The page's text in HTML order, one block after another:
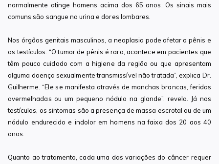
normalmente atinge homens acima dos 65 anos. Os sinais mais
comuns são sangue na urina e dores lombares.
Nos órgãos genitais masculinos, a neoplasia pode afetar o pênis e
os testículos. “O tumor de pênis é raro, acontece em pacientes que
têm pouco cuidado com a higiene da região ou que apresentam
alguma doença sexualmente transmissível não tratada”, explica Dr.
Guilherme. “Ele se manifesta através de manchas brancas, feridas
avermelhadas ou um pequeno nódulo na glande”, revela. Já nos
testículos, os sintomas são a presença de massa escrotal ou de um
nódulo endurecido e indolor em homens na faixa dos 20 aos 40
anos.
Quanto ao tratamento, cada uma das variações do câncer requer